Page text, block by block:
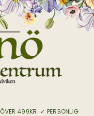
499KR ✓ PERSONLIG